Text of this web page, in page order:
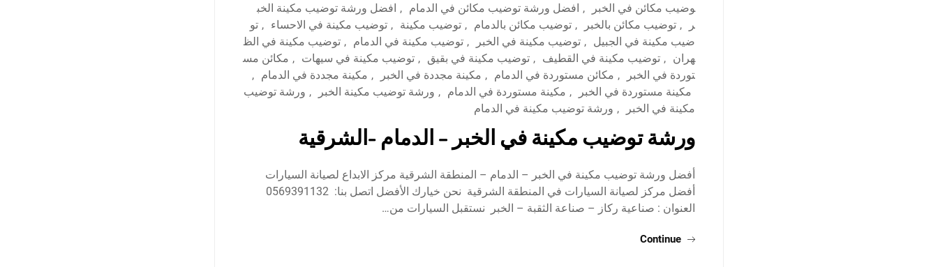
وضيب مكائن في الخبر
, افضل ورشة توضيب مكائن في الدمام , افضل ورشة توضيب مكينة الخب
ر
, توضيب مكائن بالخبر , توضيب مكائن بالدمام , توضيب مكينة , توضيب مكينة في الاحساء , تو
ضيب مكينة في الجبيل , توضيب مكينة في الخبر , توضيب مكينة في الدمام , توضيب مكينة في الظ
هران , توضيب مكينة في القطيف , توضيب مكينة في بقيق , توضيب مكينة في سيهات , مكائن مس
توردة في الخبر
, مكائن مستوردة في الدمام , مكينة مجددة في الخبر , مكينة مجددة في الدمام ,
مكينة مستوردة في الخبر
, مكينة مستوردة في الدمام , ورشة توضيب مكينة الخبر , ورشة توضيب
مكينة في الخبر
, ورشة توضيب مكينة في الدمام
ورشة توضيب مكينة في الخبر – الدمام -الشرقية
أفضل ورشة توضيب مكينة في الخبر – الدمام – المنطقة الشرقية مركز الابداع لصيانة السيارات
أفضل مركز لصيانة السيارات في المنطقة الشرقية نحن خيارك الأفضل اتصل بنا: 0569391132
العنوان : صناعية ركاز – صناعة الثقبة – الخبر نستقبل السيارات من…
Continue